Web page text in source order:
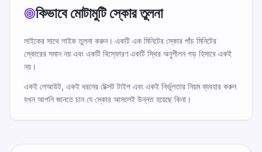
কিভাবে মোটামুটি স্কোর তুলনা
লাইকের সাথে লাইক তুলনা করুন। একটি এক মিনিটের স্কোর পাঁচ মিনিটের
স্কোরের সমান নয় এবং একটি বিস্ফোরণ একটি স্থির অনুশীলন গড় হিসাবে একই
নয়।
একই লেআউট, একই ধরনের টেক্সট টাইপ এবং একই নির্ভুলতার নিয়ম ব্যবহার করুন
যখন আপনি জানতে চান যে স্কোর আসলেই উন্নত হয়েছে কিনা।